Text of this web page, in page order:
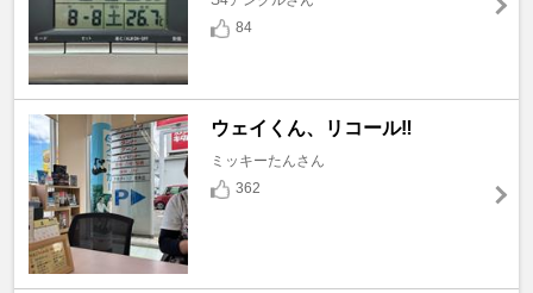
84
ウェイくん、リコール‼️
ミッキーたんさん
362